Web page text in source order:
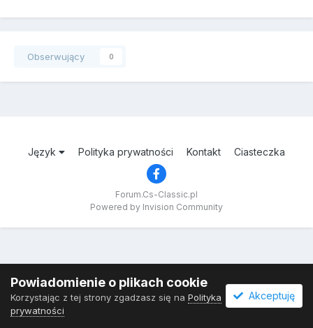
Obserwujący 0
Język Polityka prywatności Kontakt Ciasteczka
Forum.Cs-Classic.pl
Powered by Invision Community
Powiadomienie o plikach cookie
Korzystając z tej strony zgadzasz się na Polityka
prywatności
Akceptuję